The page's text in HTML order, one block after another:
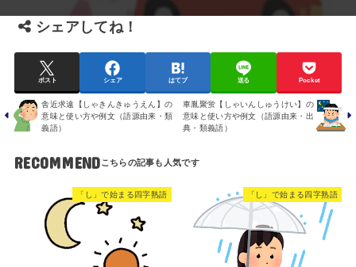
シェアしてね！
ポスト シェア はてブ 送る Pocket
舎近求遠【しゃきんきゅうえん】の
意味と使い方や例文（語源由来・類
義語）
車胤聚蛍【しゃいんしゅうけい】の
意味と使い方や例文（語源由来・出
典・類義語）
RECOMMEND
「し」で始まる四字熟語 「し」で始まる四字熟語